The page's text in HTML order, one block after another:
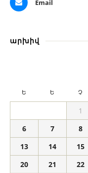
Email
արխիվ
Ե Ե Չ
1
6
7 8
13
14 15
20
21 22